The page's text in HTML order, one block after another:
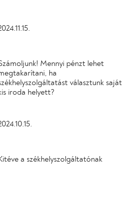
Mennyi pénzt lehet
ha
választunk saját
iroda helyett?
a székhelyszolgáltatónak